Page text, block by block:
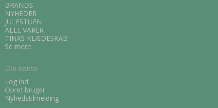
BRANDS
NYHEDER
JULESTUEN
ALLE VARER
TINAS KLÆDESKAB
Se mere
Din konto
Log ind
Opret bruger
Nyhedstilmelding